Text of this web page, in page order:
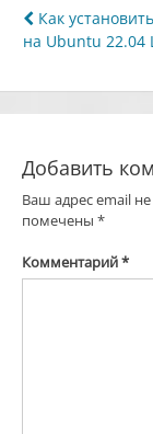
по
Как
на Ubuntu 22.04
Добавить
Ваш адрес email
помечены *
Комментарий*